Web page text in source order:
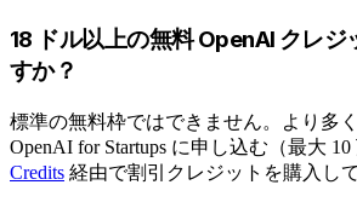
18 ドル以上の無料 OpenAI クレジ
すか？
標準の無料枠ではできません。より多
OpenAI for Startups に申し込む（最大 10
Credits 経由で割引クレジットを購入し